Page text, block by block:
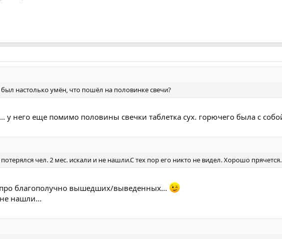
настолько умён, что пошёл на половинке свечи?
у него еще помимо половины свечки таблетка сух. горючего была с
чел. 2 мес. искали и не нашли.С тех пор его никто не видел. Хорошо
про благополучно вышедших/выведенных...
не нашли...